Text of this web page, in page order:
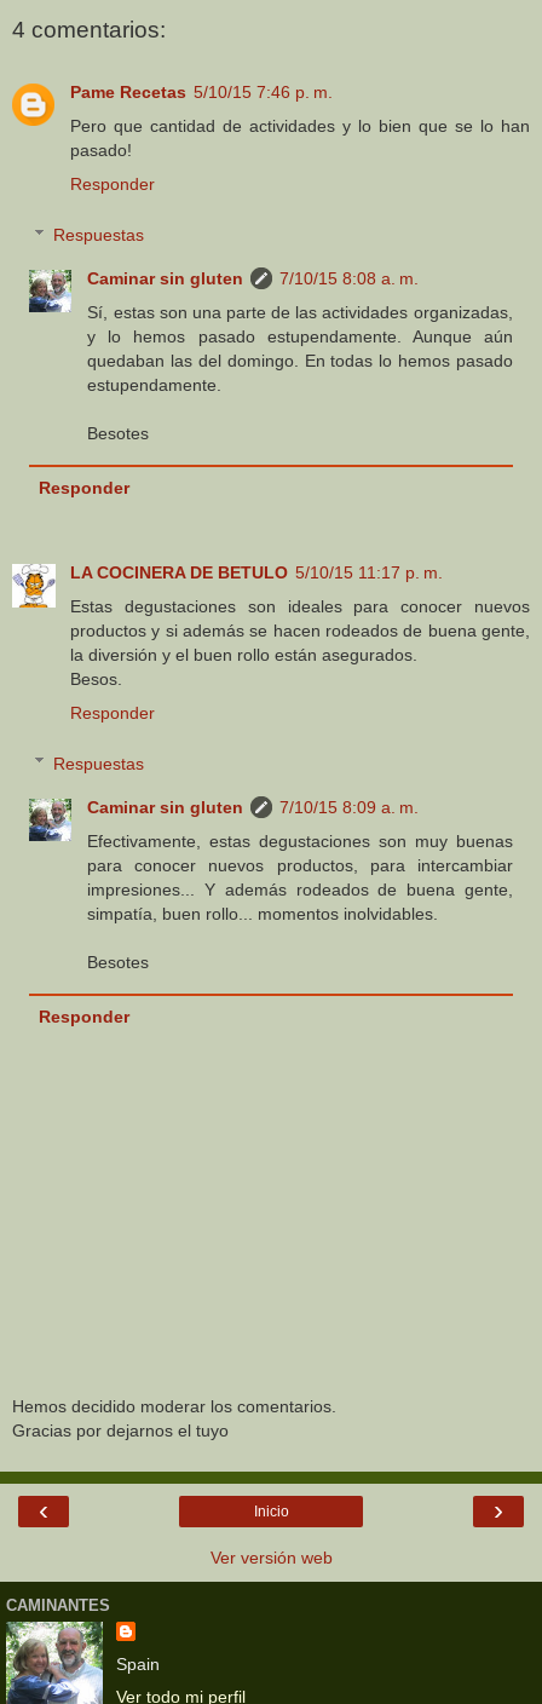
4 comentarios:
Pame Recetas 5/10/15 7:46 p. m.
Pero que cantidad de actividades y lo bien que se lo han
pasado!
Responder
Respuestas
Caminar sin gluten
7/10/15 8:08 a. m.
Sí, estas son una parte de las actividades organizadas,
y lo hemos pasado estupendamente. Aunque aún
quedaban las del domingo. En todas lo hemos pasado
estupendamente.
Besotes
Responder
LA COCINERA DE BETULO 5/10/15 11:17 p. m.
Estas degustaciones son ideales para conocer nuevos
productos y si además se hacen rodeados de buena gente,
la diversión y el buen rollo están asegurados.
Besos.
Responder
Respuestas
Caminar sin gluten
7/10/15 8:09 a. m.
Efectivamente, estas degustaciones son muy buenas
para conocer nuevos productos, para intercambiar
impresiones... Y además rodeados de buena gente,
simpatía, buen rollo... momentos inolvidables.
Besotes
Responder
Hemos decidido moderar los comentarios.
Gracias por dejarnos el tuyo
‹ ›
Inicio
Ver versión web
CAMINANTES
Spain
Ver todo mi perfil